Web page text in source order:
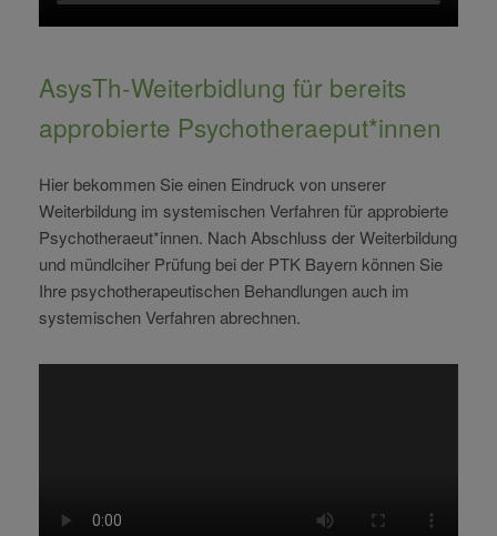
AsysTh-Weiterbidlung für bereits
approbierte Psychotheraeput*innen
Hier bekommen Sie einen Eindruck von unserer
Weiterbildung im systemischen Verfahren für approbierte
Psychotheraeut*innen. Nach Abschluss der Weiterbildung
und mündlciher Prüfung bei der PTK Bayern können Sie
Ihre psychotherapeutischen Behandlungen auch im
systemischen Verfahren abrechnen.